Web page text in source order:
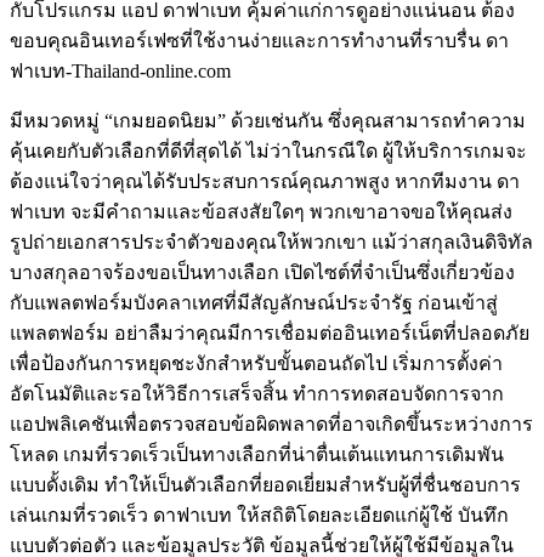
กับโปรแกรม แอป ดาฟาเบท คุ้มค่าแก่การดูอย่างแน่นอน ต้อง
ขอบคุณอินเทอร์เฟซที่ใช้งานง่ายและการทำงานที่ราบรื่น ดา
ฟาเบท-Thailand-online.com
มีหมวดหมู่ “เกมยอดนิยม” ด้วยเช่นกัน ซึ่งคุณสามารถทำความ
คุ้นเคยกับตัวเลือกที่ดีที่สุดได้ ไม่ว่าในกรณีใด ผู้ให้บริการเกมจะ
ต้องแน่ใจว่าคุณได้รับประสบการณ์คุณภาพสูง หากทีมงาน ดา
ฟาเบท จะมีคำถามและข้อสงสัยใดๆ พวกเขาอาจขอให้คุณส่ง
รูปถ่ายเอกสารประจำตัวของคุณให้พวกเขา แม้ว่าสกุลเงินดิจิทัล
บางสกุลอาจร้องขอเป็นทางเลือก เปิดไซต์ที่จำเป็นซึ่งเกี่ยวข้อง
กับแพลตฟอร์มบังคลาเทศที่มีสัญลักษณ์ประจำรัฐ ก่อนเข้าสู่
แพลตฟอร์ม อย่าลืมว่าคุณมีการเชื่อมต่ออินเทอร์เน็ตที่ปลอดภัย
เพื่อป้องกันการหยุดชะงักสำหรับขั้นตอนถัดไป เริ่มการตั้งค่า
อัตโนมัติและรอให้วิธีการเสร็จสิ้น ทำการทดสอบจัดการจาก
แอปพลิเคชันเพื่อตรวจสอบข้อผิดพลาดที่อาจเกิดขึ้นระหว่างการ
โหลด เกมที่รวดเร็วเป็นทางเลือกที่น่าตื่นเต้นแทนการเดิมพัน
แบบดั้งเดิม ทำให้เป็นตัวเลือกที่ยอดเยี่ยมสำหรับผู้ที่ชื่นชอบการ
เล่นเกมที่รวดเร็ว ดาฟาเบท ให้สถิติโดยละเอียดแก่ผู้ใช้ บันทึก
แบบตัวต่อตัว และข้อมูลประวัติ ข้อมูลนี้ช่วยให้ผู้ใช้มีข้อมูลใน